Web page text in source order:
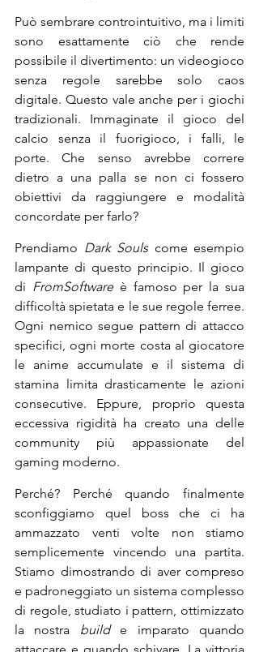
Può sembrare controintuitivo, ma i limiti
sono esattamente ciò che rende
possibile il divertimento: un videogioco
senza regole sarebbe solo caos
digitale. Questo vale anche per i giochi
tradizionali. Immaginate il gioco del
calcio senza il fuorigioco, i falli, le
porte. Che senso avrebbe correre
dietro a una palla se non ci fossero
obiettivi da raggiungere e modalità
concordate per farlo?
Prendiamo Dark Souls come esempio
lampante di questo principio. Il gioco
di FromSoftware è famoso per la sua
difficoltà spietata e le sue regole ferree.
Ogni nemico segue pattern di attacco
specifici, ogni morte costa al giocatore
le anime accumulate e il sistema di
stamina limita drasticamente le azioni
consecutive. Eppure, proprio questa
eccessiva rigidità ha creato una delle
community più appassionate del
gaming moderno.
Perché? Perché quando finalmente
sconfiggiamo quel boss che ci ha
ammazzato venti volte non stiamo
semplicemente vincendo una partita.
Stiamo dimostrando di aver compreso
e padroneggiato un sistema complesso
di regole, studiato i pattern, ottimizzato
la nostra build e imparato quando